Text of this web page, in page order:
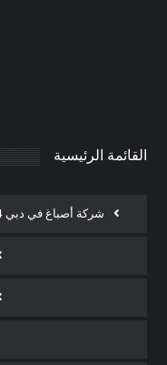
القائمة الرئيسية
شركة أصباغ في دبي 24 ساعة : خدمات احترافية لتجديد منزلك